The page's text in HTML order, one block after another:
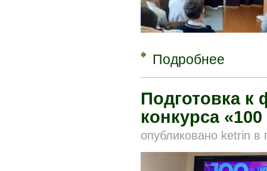
Подробнее
Подготовка к
конкурса
опубликовано ketrin в